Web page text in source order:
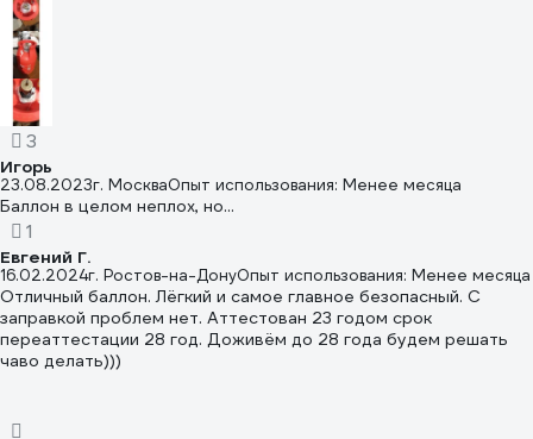
тоже запаха не ощущаю. Только в багажнике машины (седан).
и исправном состоянии. При покупке эти показатели
главные,если не хотите серьёзных последствий.
3
Игорь
23.08.2023г. МоскваОпыт использования: Менее месяца
Баллон в целом неплох, но...
1
Евгений Г.
16.02.2024г. Ростов-на-ДонуОпыт использования: Менее месяца
Отличный баллон. Лёгкий и самое главное безопасный. С
заправкой проблем нет. Аттестован 23 годом срок
переаттестации 28 год. Доживём до 28 года будем решать
чаво делать)))